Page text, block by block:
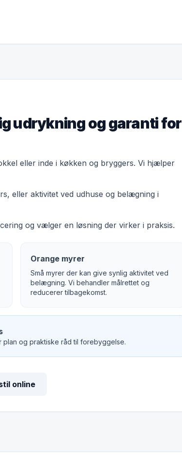
udrykning og garanti for
eller inde i køkken og bryggers. Vi hjælper
eller aktivitet ved udhuse og belægning i
og vælger en løsning der virker i praksis.
Orange myrer
Små myrer der kan give synlig aktivitet ved
belægning. Vi behandler målrettet og
reducerer tilbagekomst.
og praktiske råd til forebyggelse.
online